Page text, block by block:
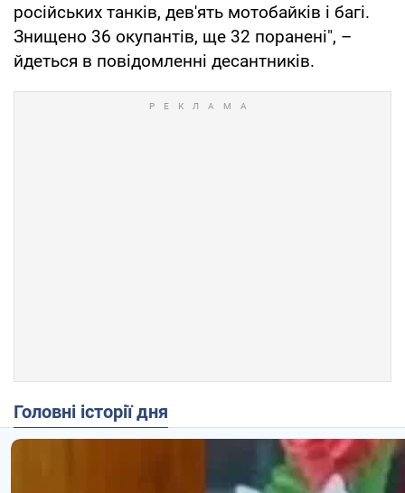
російських танків, дев'ять мотобайків і багі.
Знищено 36 окупантів, ще 32 поранені", –
йдеться в повідомленні десантників.
Головні історії дня